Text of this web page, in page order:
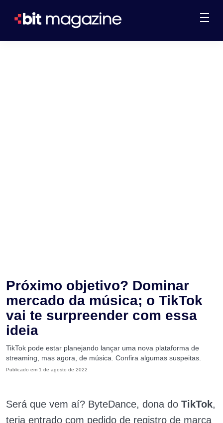
Próximo objetivo? Dominar
mercado da música; o TikTok
vai te surpreender com essa
ideia
TikTok pode estar planejando lançar uma nova plataforma de
streaming, mas agora, de música. Confira algumas suspeitas.
Publicado em 1 de agosto de 2022
Será que vem aí? ByteDance, dona do TikTok,
teria entrado com pedido de registro de marca